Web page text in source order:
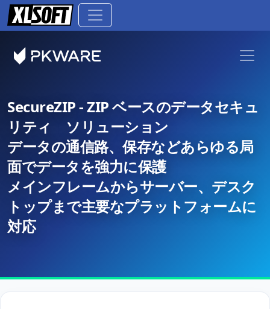
SecureZIP - ZIP ベースのデータセキュ
リティ ソリューション
データの通信路、保存などあらゆる局
面でデータを強力に保護
メインフレームからサーバー、デスク
トップまで主要なプラットフォームに
対応